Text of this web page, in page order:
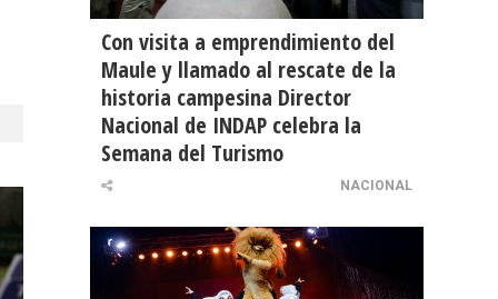
Con visita a emprendimiento del
Maule y llamado al rescate de la
historia campesina Director
Nacional de INDAP celebra la
Semana del Turismo
NACIONAL